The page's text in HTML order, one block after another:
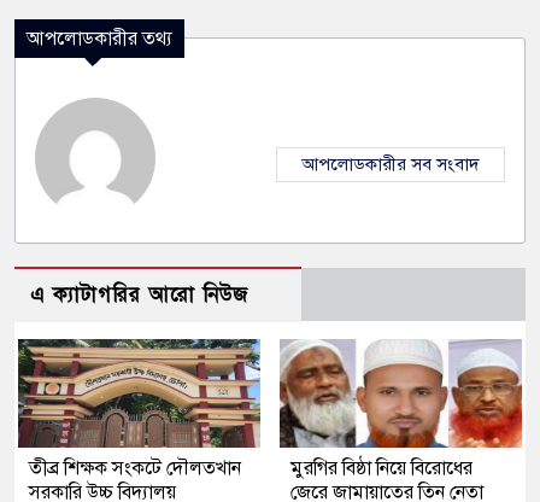
আপলোডকারীর তথ্য
আপলোডকারীর সব সংবাদ
এ ক্যাটাগরির আরো নিউজ
তীব্র শিক্ষক সংকটে দৌলতখান
সরকারি উচ্চ বিদ্যালয়
মুরগির বিষ্ঠা নিয়ে বিরোধের
জেরে জামায়াতের তিন নেতা